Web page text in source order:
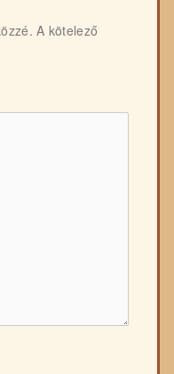
A kötelező